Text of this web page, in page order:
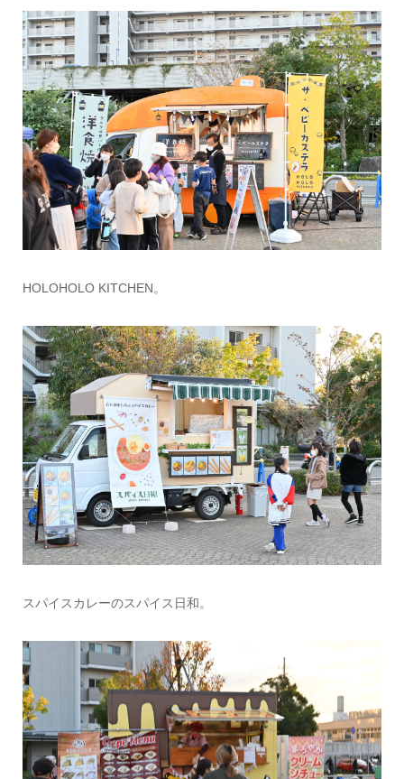
HOLOHOLO KITCHEN。
スパイスカレーのスパイス日和。